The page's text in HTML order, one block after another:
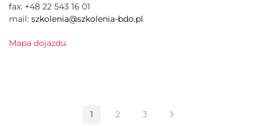
fax: +48 22 543 16 01
mail: szkolenia@szkolenia-bdo.pl
Mapa dojazdu
1 2 3